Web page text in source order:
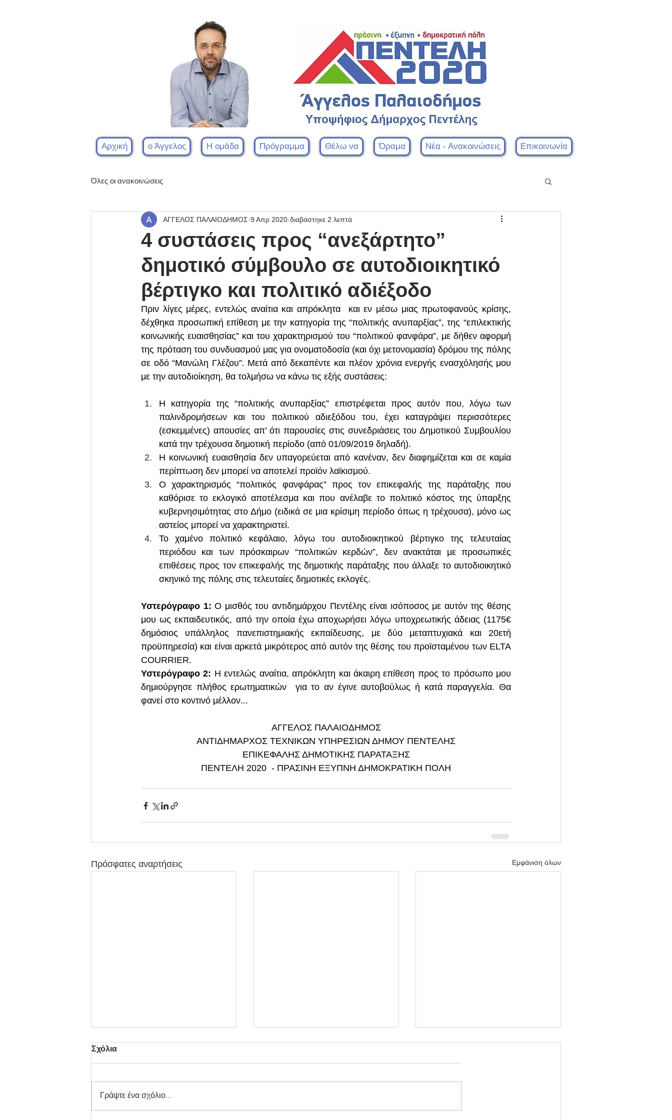
Αρχική ο Άγγελος Η ομάδα Πρόγραμμα Θέλω να Όραμα Νέα - Ανακοινώσεις Επικοινωνία
Όλες οι ανακοινώσεις
4 συστάσεις προς “ανεξάρτητο”
δημοτικό σύμβουλο σε αυτοδιοικητικό
βέρτιγκο και πολιτικό αδιέξοδο
ΑΓΓΕΛΟΣ ΠΑΛΑΙΟΔΗΜΟΣ 9 Απρ 2020 διαβάστηκε 2 λεπτά
Πριν λίγες μέρες, εντελώς αναίτια και απρόκλητα  και εν μέσω μιας πρωτοφανούς κρίσης,
δέχθηκα προσωπική επίθεση με την κατηγορία της “πολιτικής ανυπαρξίας”, της “επιλεκτικής
κοινωνικής ευαισθησίας” και του χαρακτηρισμού του “πολιτικού φανφάρα”, με δήθεν αφορμή
της πρόταση του συνδυασμού μας για ονοματοδοσία (και όχι μετονομασία) δρόμου της πόλης
σε οδό “Μανώλη Γλέζου”. Μετά από δεκαπέντε και πλέον χρόνια ενεργής ενασχόλησής μου
με την αυτοδιοίκηση, θα τολμήσω να κάνω τις εξής συστάσεις:
Η κατηγορία της “πολιτικής ανυπαρξίας” επιστρέφεται προς αυτόν που, λόγω των
παλινδρομήσεων και του πολιτικού αδιεξόδου του, έχει καταγράψει περισσότερες
(εσκεμμένες) απουσίες απ’ ότι παρουσίες στις συνεδριάσεις του Δημοτικού Συμβουλίου
κατά την τρέχουσα δημοτική περίοδο (από 01/09/2019 δηλαδή).
Η κοινωνική ευαισθησία δεν υπαγορεύεται από κανέναν, δεν διαφημίζεται και σε καμία
περίπτωση δεν μπορεί να αποτελεί προϊόν λαϊκισμού.
Ο χαρακτηρισμός “πολιτικός φανφάρας” προς τον επικεφαλής της παράταξης που
καθόρισε το εκλογικό αποτέλεσμα και που ανέλαβε το πολιτικό κόστος της ύπαρξης
κυβερνησιμότητας στο Δήμο (ειδικά σε μια κρίσιμη περίοδο όπως η τρέχουσα), μόνο ως
αστείος μπορεί να χαρακτηριστεί.
Το χαμένο πολιτικό κεφάλαιο, λόγω του αυτοδιοικητικού βέρτιγκο της τελευταίας
περιόδου και των πρόσκαιρων “πολιτικών κερδών”, δεν ανακτάται με προσωπικές
επιθέσεις προς τον επικεφαλής της δημοτικής παράταξης που άλλαξε το αυτοδιοικητικό
σκηνικό της πόλης στις τελευταίες δημοτικές εκλογές.
Υστερόγραφο 1: Ο μισθός του αντιδημάρχου Πεντέλης είναι ισόποσος με αυτόν της θέσης
μου ως εκπαιδευτικός, από την οποία έχω αποχωρήσει λόγω υποχρεωτικής άδειας (1175€
δημόσιος υπάλληλος πανεπιστημιακής εκπαίδευσης, με δύο μεταπτυχιακά και 20ετή
προϋπηρεσία) και είναι αρκετά μικρότερος από αυτόν της θέσης του προϊσταμένου των ELTA
COURRIER.
Υστερόγραφο 2: Η εντελώς αναίτια, απρόκλητη και άκαιρη επίθεση προς το πρόσωπο μου
δημιούργησε πλήθος ερωτηματικών  για το αν έγινε αυτοβούλως ή κατά παραγγελία. Θα
φανεί στο κοντινό μέλλον...
ΑΓΓΕΛΟΣ ΠΑΛΑΙΟΔΗΜΟΣ
ΑΝΤΙΔΗΜΑΡΧΟΣ ΤΕΧΝΙΚΩΝ ΥΠΗΡΕΣΙΩΝ ΔΗΜΟΥ ΠΕΝΤΕΛΗΣ
ΕΠΙΚΕΦΑΛΗΣ ΔΗΜΟΤΙΚΗΣ ΠΑΡΑΤΑΞΗΣ
ΠΕΝΤΕΛΗ 2020  - ΠΡΑΣΙΝΗ ΕΞΥΠΝΗ ΔΗΜΟΚΡΑΤΙΚΗ ΠΟΛΗ
Πρόσφατες αναρτήσεις Εμφάνιση όλων
Σχόλια
Γράψτε ένα σχόλιο...